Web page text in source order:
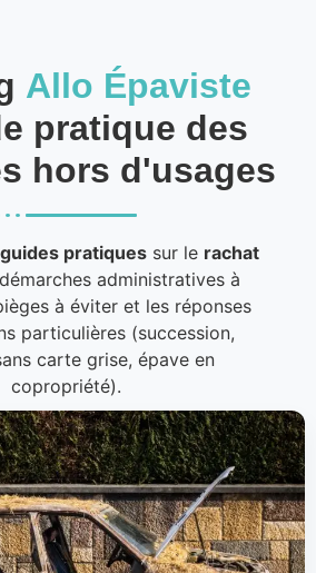
Allo Épaviste
pratique des
hors d'usages
guides pratiques sur le rachat
administratives à
à éviter et les réponses
particulières (succession,
carte grise, épave en
copropriété).